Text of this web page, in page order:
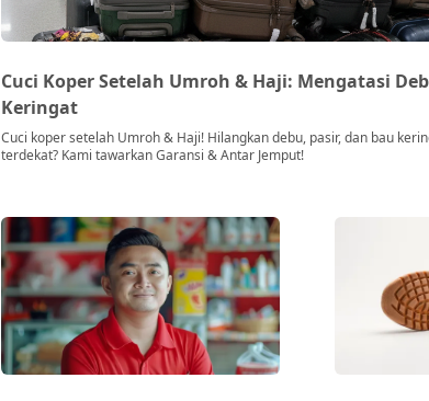
Cuci Koper Setelah Umroh & Haji: Mengatasi
Keringat
Cuci koper setelah Umroh & Haji! Hilangkan debu, pasir, dan bau
terdekat? Kami tawarkan Garansi & Antar Jemput!